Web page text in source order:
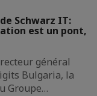
Schwarz IT:
est un pont,
général
Bulgaria, la
Groupe…